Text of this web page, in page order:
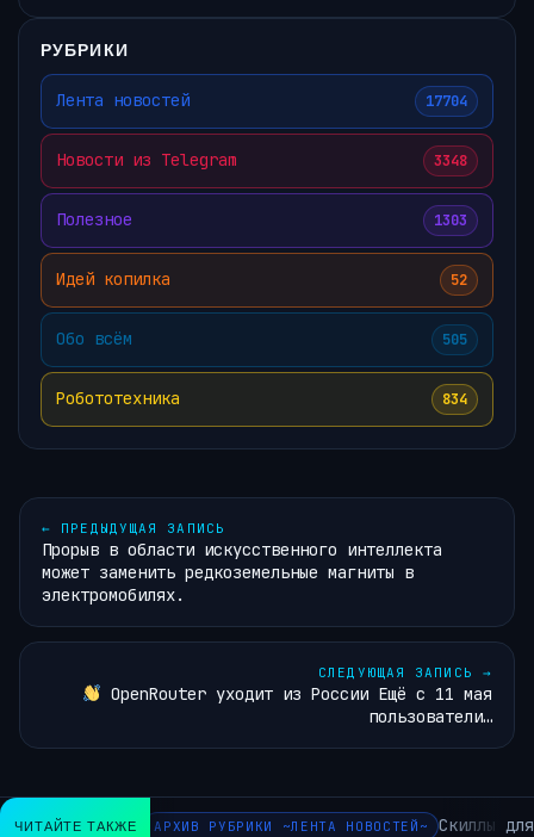
РУБРИКИ
Лента новостей 17704
Новости из Telegram 3348
Полезное 1303
Идей копилка 52
Обо всём 505
Робототехника 834
← ПРЕДЫДУЩАЯ ЗАПИСЬ
Прорыв в области искусственного интеллекта
может заменить редкоземельные магниты в
электромобилях.
СЛЕДУЮЩАЯ ЗАПИСЬ →
OpenRouter уходит из России Ещё с 11 мая
пользователи…
ЧИТАЙТЕ ТАКЖЕ АРХИВ РУБРИКИ ~ЛЕНТА НОВОСТЕЙ~ Скиллы